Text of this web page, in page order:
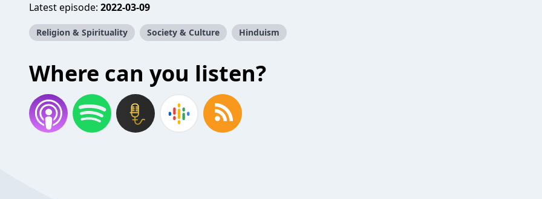
Latest episode: 2022-03-09
Religion & Spirituality Society & Culture Hinduism
Where can you listen?